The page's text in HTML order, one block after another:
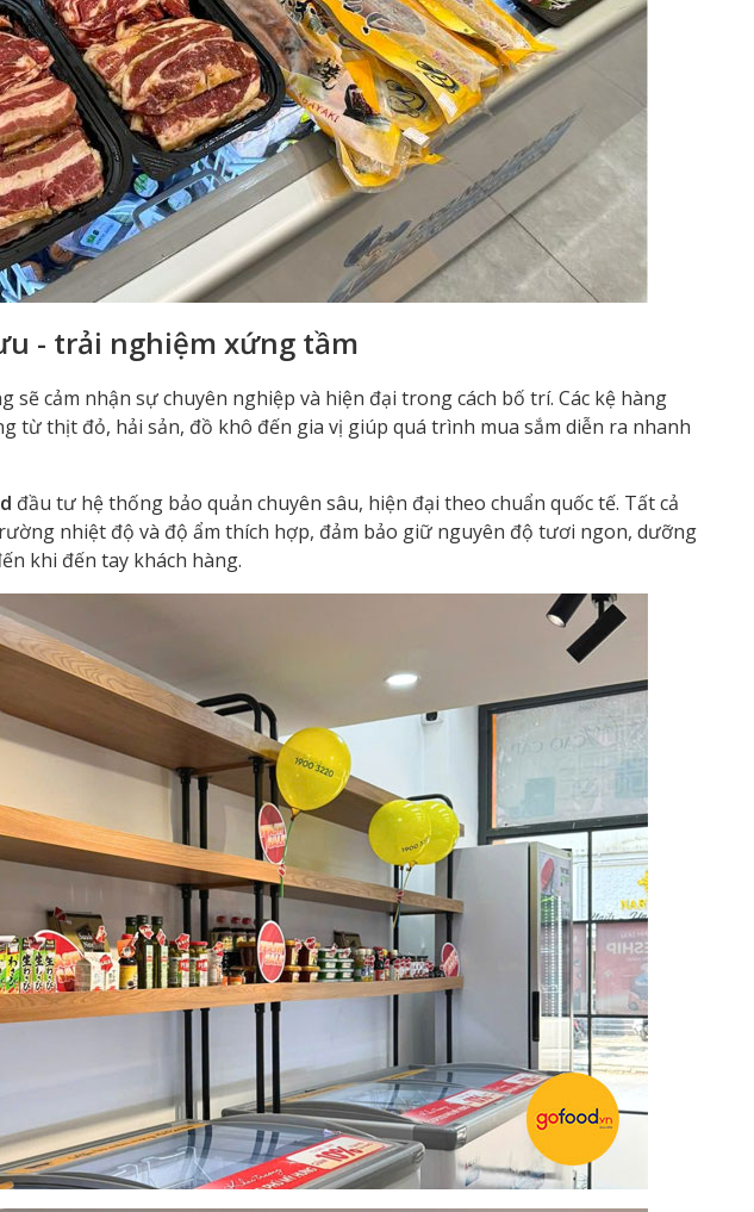
- trải nghiệm xứng tầm
sẽ cảm nhận sự chuyên nghiệp và hiện đại trong cách bố trí. Các kệ hàng
từ thịt đỏ, hải sản, đồ khô đến gia vị giúp quá trình mua sắm diễn ra nhanh
đầu tư hệ thống bảo quản chuyên sâu, hiện đại theo chuẩn quốc tế. Tất cả
nhiệt độ và độ ẩm thích hợp, đảm bảo giữ nguyên độ tươi ngon, dưỡng
khi đến tay khách hàng.